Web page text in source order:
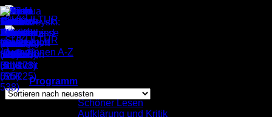
Zum
Inhalt
springen
Programm
komplett
Schöner Lesen
Aufklärung und Kritik
Autor*innen A-Z
Einzelnes Ergebnis wird angezeigt